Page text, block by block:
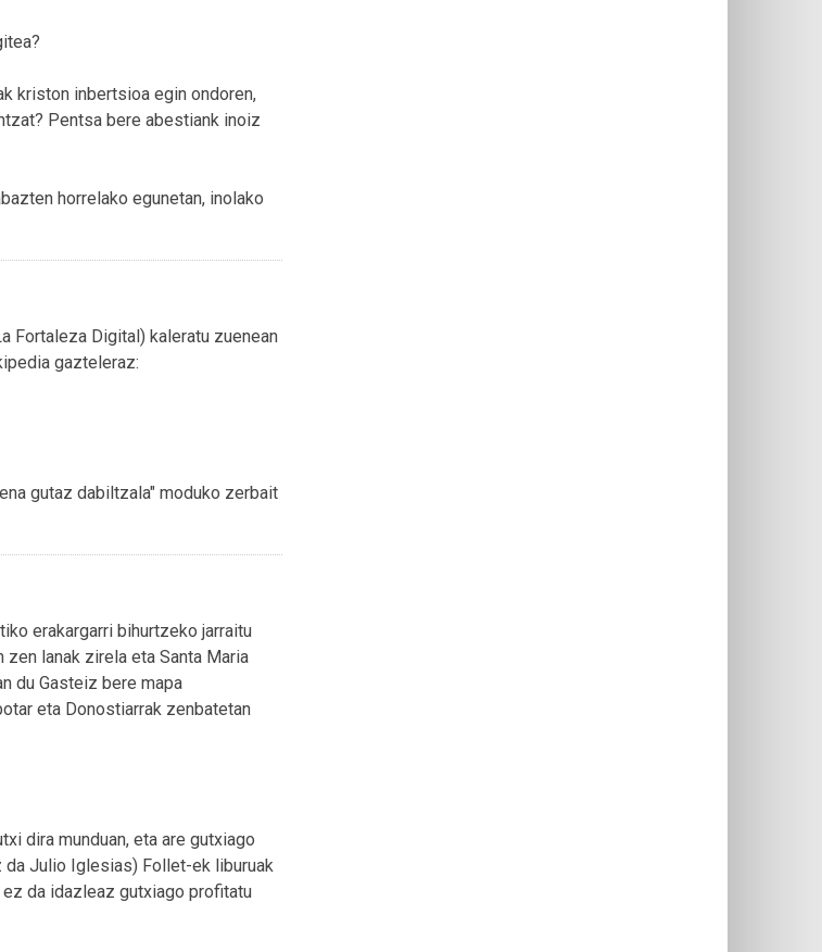
kriston inbertsioa egin ondoren,
Pentsa bere abestiank inoiz
horrelako egunetan, inolako
Fortaleza Digital) kaleratu zuenean
gazteleraz:
gutaz dabiltzala" moduko zerbait
erakargarri bihurtzeko jarraitu
lanak zirela eta Santa Maria
du Gasteiz bere mapa
eta Donostiarrak zenbatetan
dira munduan, eta are gutxiago
da Julio Iglesias) Follet-ek liburuak
da idazleaz gutxiago profitatu